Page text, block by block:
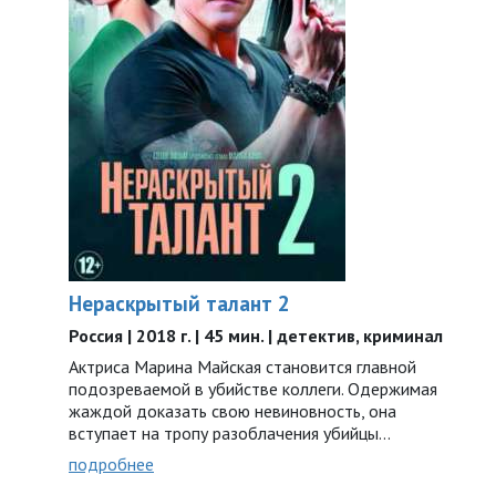
Нераскрытый талант 2
Россия | 2018 г. | 45 мин. | детектив, криминал
Актриса Марина Майская становится главной
подозреваемой в убийстве коллеги. Одержимая
жаждой доказать свою невиновность, она
вступает на тропу разоблачения убийцы…
подробнее